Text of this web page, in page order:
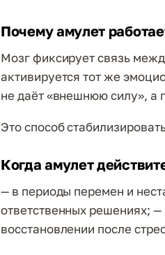
Почему амулет
Мозг фиксирует связь
активируется тот же
не даёт «внешнюю силу», а
Это способ
Когда амулет
— в периоды перемен и
ответственных решениях;
восстановлении после